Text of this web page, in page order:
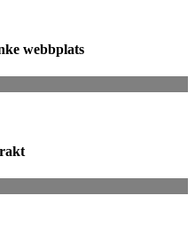
webbplats